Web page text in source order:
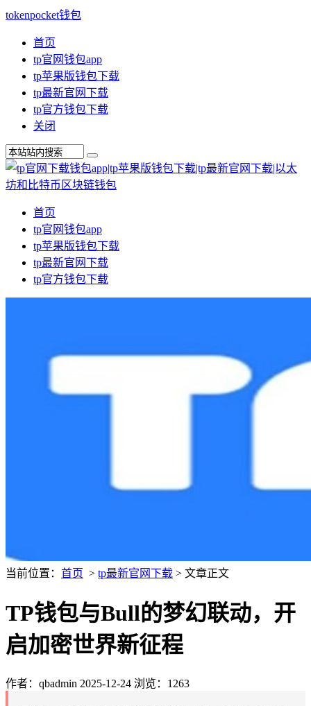
tokenpocket钱包
首页
tp官网钱包app
tp苹果版钱包下载
tp最新官网下载
tp官方钱包下载
关闭
首页
tp官网钱包app
tp苹果版钱包下载
tp最新官网下载
tp官方钱包下载
当前位置： 首页 > tp最新官网下载 > 文章正文
TP钱包与Bull的梦幻联动，开
启加密世界新征程
作者：qbadmin 2025-12-24 浏览：1263